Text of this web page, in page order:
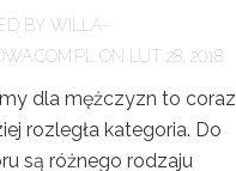
BY WILLA-
ON LUT 28, 2018
dla mężczyzn to coraz
rozległa kategoria. Do
są różnego rodzaju